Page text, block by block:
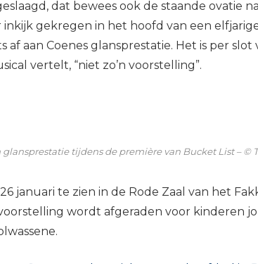
dat bewees ook de staande ovatie
inkijk gekregen in het hoofd van een
af aan Coenes glansprestatie. Het is per slot
vertelt, “niet zo’n voorstelling”.
glansprestatie tijdens de première van Bucket List – ©
januari te zien in de Rode Zaal van het
wordt afgeraden voor kinderen